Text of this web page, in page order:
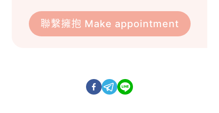
聯繫擁抱 Make appointment